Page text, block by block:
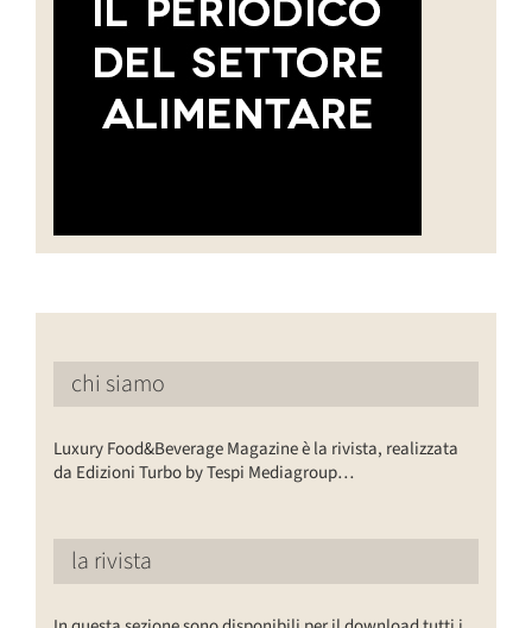
chi siamo
Luxury Food&Beverage Magazine è la rivista, realizzata
da Edizioni Turbo by Tespi Mediagroup…
la rivista